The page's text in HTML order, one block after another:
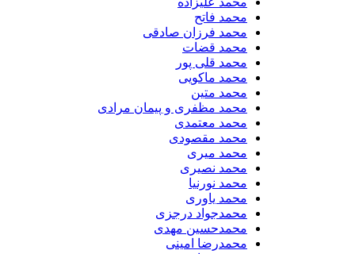
محمد فاتح
محمد فرزان صادقی
محمد قضات
محمد قلی پور
محمد ماکویی
محمد متین
محمد مظفری و پیمان مرادی
محمد معتمدی
محمد مقصودی
محمد میری
محمد نصیری
محمد نورنیا
محمد یاوری
محمدجواد درجزی
محمدحسین مهدی
محمدرضا امینی